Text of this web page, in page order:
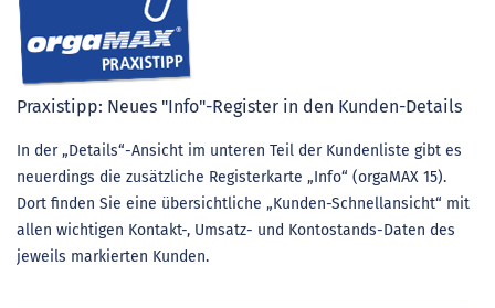
Praxistipp: Neues "Info"-Register in den Kunden-Details
In der „Details“-Ansicht im unteren Teil der Kundenliste gibt es
neuerdings die zusätzliche Registerkarte „Info“ (orgaMAX 15).
Dort finden Sie eine übersichtliche „Kunden-Schnellansicht“ mit
allen wichtigen Kontakt-, Umsatz- und Kontostands-Daten des
jeweils markierten Kunden.